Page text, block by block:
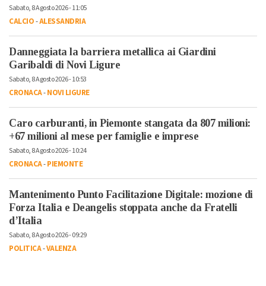
Sabato, 8 Agosto 2026 - 11:05
CALCIO-ALESSANDRIA
Danneggiata la barriera metallica ai Giardini
Garibaldi di Novi Ligure
Sabato, 8 Agosto 2026 - 10:53
CRONACA-NOVI LIGURE
Caro carburanti, in Piemonte stangata da 807 milioni:
+67 milioni al mese per famiglie e imprese
Sabato, 8 Agosto 2026 - 10:24
CRONACA-PIEMONTE
Mantenimento Punto Facilitazione Digitale: mozione di
Forza Italia e Deangelis stoppata anche da Fratelli
d’Italia
Sabato, 8 Agosto 2026 - 09:29
POLITICA-VALENZA